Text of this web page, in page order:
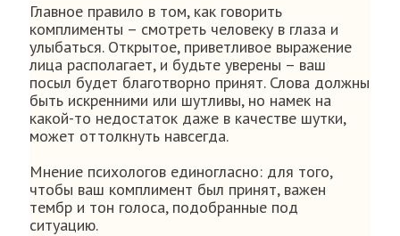
Главное правило в том, как говорить
комплименты – смотреть человеку в глаза и
улыбаться. Открытое, приветливое выражение
лица располагает, и будьте уверены – ваш
посыл будет благотворно принят. Слова должны
быть искренними или шутливы, но намек на
какой-то недостаток даже в качестве шутки,
может оттолкнуть навсегда.
Мнение психологов единогласно: для того,
чтобы ваш комплимент был принят, важен
тембр и тон голоса, подобранные под
ситуацию.